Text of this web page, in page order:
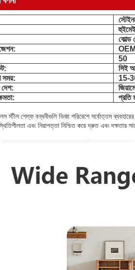
হুইমেই
কোল্ড
50
সিই
সময়:
15-
প্রতি
স্টীল শেল্ফ বন্ধনীগুলি ভিজা পরিবেশে সর্বোত্তম
এবং নিরাপত্তা নিশ্চিত করে দ্রুত এবং দক্ষতার